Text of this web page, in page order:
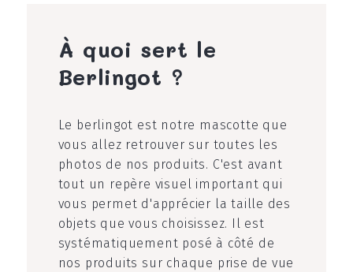
À quoi sert le
Berlingot ?
Le berlingot est notre mascotte que
vous allez retrouver sur toutes les
photos de nos produits. C'est avant
tout un repère visuel important qui
vous permet d'apprécier la taille des
objets que vous choisissez. Il est
systématiquement posé à côté de
nos produits sur chaque prise de vue